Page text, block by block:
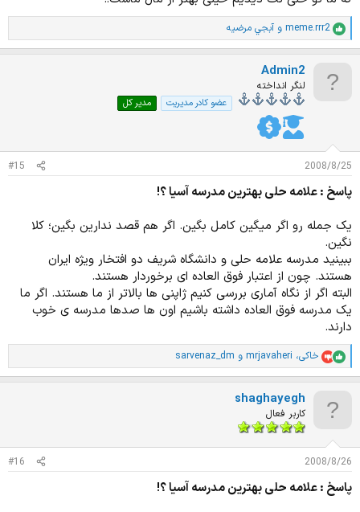
ا
م
meme.rrr2 و آبجي مرضيه
Admin2
لنگر انداخته
عضو کادر مدیریت مدیر کل
2008/8/25
#15
پاسخ : علامه حلی بهترین مدرسه آسیا ؟!
یک جمله رو اگر میگین کامل بگین. اگر هم قصد ندارین بگین؛ کلا
نگین.
ببینید مدرسه علامه حلی و دانشگاه شریف دو افتخار ویژه ایران
هستند. چون از اعتبار فوق العاده ای برخوردار هستند.
البته اگر از نگاه آماری بررسی کنیم ژاپنی ها بالاتر از ما هستند. اگر ما
یک مدرسه فوق العاده داشته باشیم اون ها صدها مدرسه ی خوب
دارند.
ا
م
ت
:
خاکی، mrjavaheri و sarvenaz_dm
shaghayegh
کاربر فعال
2008/8/26
#16
پاسخ : علامه حلی بهترین مدرسه آسیا ؟!